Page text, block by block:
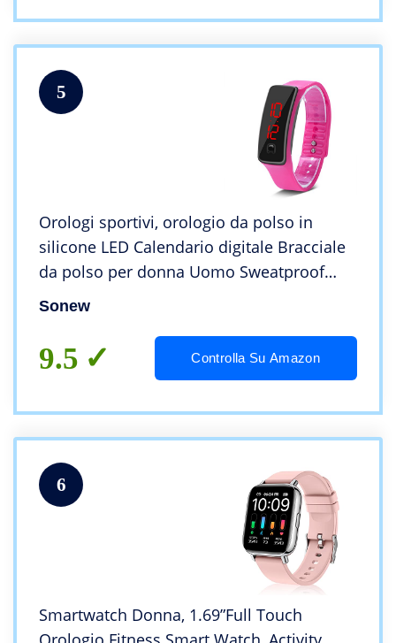
5
Orologi sportivi, orologio da polso in
silicone LED Calendario digitale Bracciale
da polso per donna Uomo Sweatproof
Long Time Standby leggero(Pink)
Sonew
9.5 Controlla Su Amazon
6
Smartwatch Donna, 1.69”Full Touch